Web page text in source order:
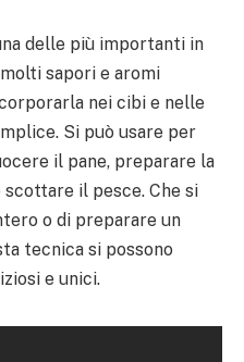
delle più importanti in
sapori e aromi
nei cibi e nelle
Si può usare per
il pane, preparare la
il pesce. Che si
o di preparare un
tecnica si possono
e unici.